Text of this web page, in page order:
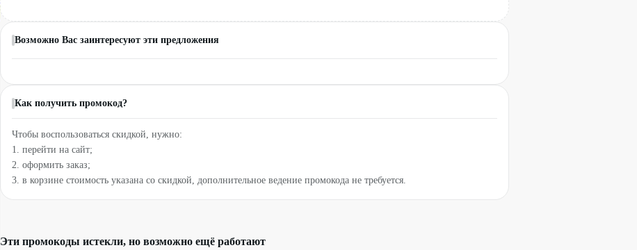
Возможно Вас заинтересуют эти предложения
Как получить промокод?
Чтобы воспользоваться скидкой, нужно:
1. перейти на сайт;
2. оформить заказ;
3. в корзине стоимость указана со скидкой, дополнительное ведение промокода не требуется.
Эти промокоды истекли, но возможно ещё работают